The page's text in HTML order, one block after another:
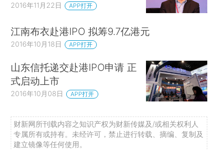
2016年11月22日 APP打开
江南布衣赴港IPO 拟筹9.7亿港元
2016年10月18日 APP打开
山东信托递交赴港IPO申请 正
式启动上市
2016年10月08日 APP打开
财新网所刊载内容之知识产权为财新传媒及/或相关权利人
专属所有或持有。未经许可，禁止进行转载、摘编、复制及
建立镜像等任何使用。